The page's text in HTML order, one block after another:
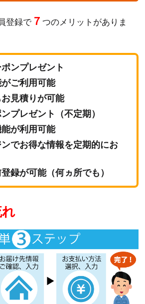
登録で ７つのメリットがありま
ンプレゼント
ご利用可能
見積りが可能
プレゼント（不定期）
が利用可能
でお得な情報を定期的にお
録が可能（何ヵ所でも）